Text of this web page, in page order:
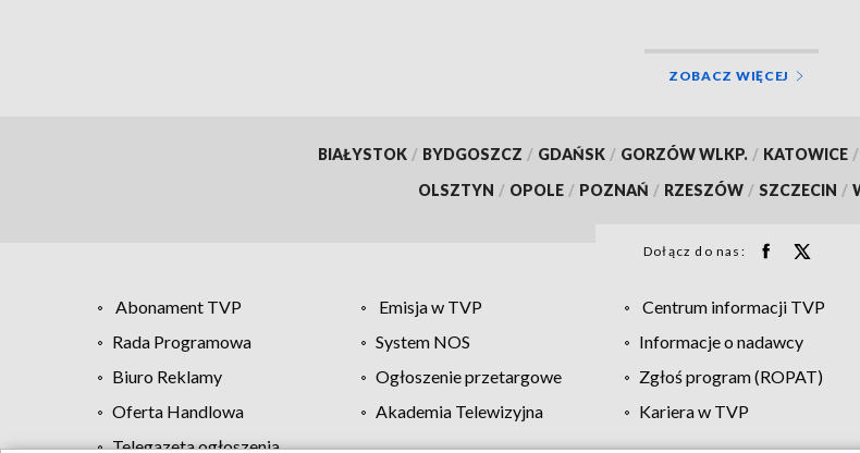
ZOBACZ WIĘCEJ
BIAŁYSTOK / BYDGOSZCZ / GDAŃSK / GORZÓW WLKP. / KATOWICE /
OLSZTYN / OPOLE / POZNAŃ / RZESZÓW / SZCZECIN /
Dołącz do nas:
Abonament TVP Emisja w TVP Centrum informacji TVP
Rada Programowa
System NOS Informacje o nadawcy
Biuro Reklamy
Ogłoszenie przetargowe Zgłoś program (ROPAT)
Oferta Handlowa
Akademia Telewizyjna Kariera w TVP
Telegazeta ogłoszenia